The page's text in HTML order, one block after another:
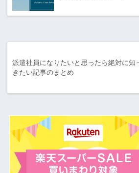
派遣社員になりたいと思ったら絶対に知
きたい記事のまとめ